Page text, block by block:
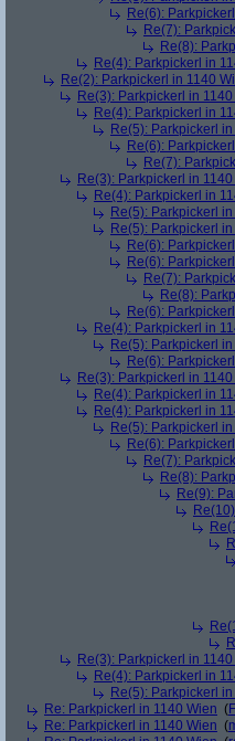
Re(6):
Re(7):
Re(8):
Re(4): Parkpickerl in
Re(2): Parkpickerl in 1140
Re(3): Parkpickerl in 1140
Re(4): Parkpickerl in
Re(5): Parkpickerl
Re(6):
Re(7):
Re(3): Parkpickerl in 1140
Re(4): Parkpickerl in
Re(5): Parkpickerl
Re(5): Parkpickerl
Re(6):
Re(6):
Re(7):
Re(8):
Re(6):
Re(4): Parkpickerl in
Re(5): Parkpickerl
Re(6):
Re(3): Parkpickerl in 1140
Re(4): Parkpickerl in
Re(4): Parkpickerl in
Re(5): Parkpickerl
Re(6):
Re(7):
Re(8):
Re(9):
Re(3): Parkpickerl in 1140
Re(4): Parkpickerl in
Re(5): Parkpickerl
Re: Parkpickerl in 1140 Wien (
Re: Parkpickerl in 1140 Wien (